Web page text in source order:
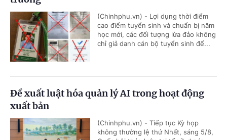
(Chinhphu.vn) - Lợi dụng thời điểm
cao điểm tuyển sinh và chuẩn bị năm
học mới, các đối tượng lừa đảo không
chỉ giả danh cán bộ tuyển sinh để...
Đề xuất luật hóa quản lý AI trong hoạt động
xuất bản
(Chinhphu.vn) - Tiếp tục Kỳ họp
không thường lệ thứ Nhất, sáng 5/8,